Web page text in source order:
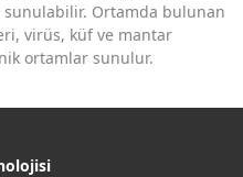
sunulabilir. Ortamda bulunan
virüs, küf ve mantar
ortamlar sunulur.